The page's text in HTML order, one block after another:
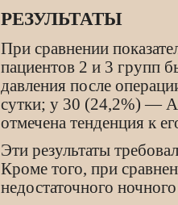
РЕЗУЛЬТАТЫ
При сравнении
пациентов 2 и 3 групп
давления после
сутки; у 30 (24,2%) —
отмечена тенденция к
Эти результаты
Кроме того, при
недостаточного